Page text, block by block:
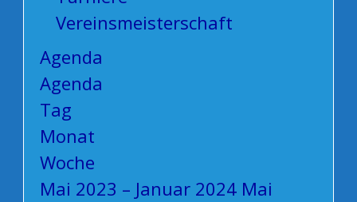
Vereinsmeisterschaft
Agenda
Agenda
Tag
Monat
Woche
Mai 2023 – Januar 2024 Mai